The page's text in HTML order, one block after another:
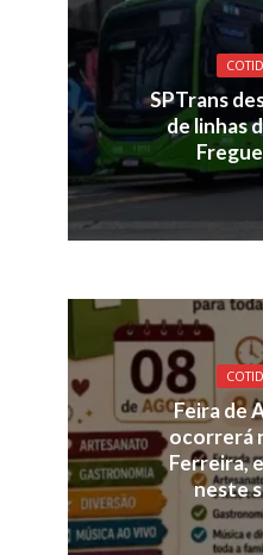
SPTrans
de linhas
Feira de
ocorrerá
Ferreira,
neste